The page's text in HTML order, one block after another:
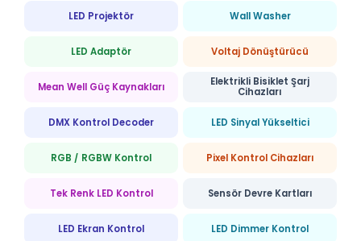
LED Projektör Wall Washer
LED Adaptör Voltaj Dönüştürücü
Mean Well Güç Kaynakları
Elektrikli Bisiklet Şarj
Cihazları
DMX Kontrol Decoder LED Sinyal Yükseltici
RGB / RGBW Kontrol Pixel Kontrol Cihazları
Tek Renk LED Kontrol Sensör Devre Kartları
LED Ekran Kontrol LED Dimmer Kontrol